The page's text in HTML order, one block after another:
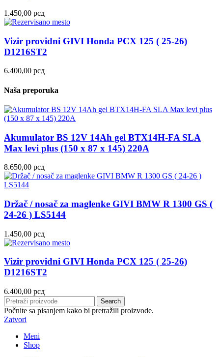
1.450,00 рсд
Vizir providni GIVI Honda PCX 125 ( 25-26)
D1216ST2
6.400,00 рсд
Naša preporuka
Akumulator BS 12V 14Ah gel BTX14H-FA SLA
Max levi plus (150 x 87 x 145) 220A
8.650,00 рсд
Držač / nosač za maglenke GIVI BMW R 1300 GS (
24-26 ) LS5144
1.450,00 рсд
Vizir providni GIVI Honda PCX 125 ( 25-26)
D1216ST2
6.400,00 рсд
Search
Počnite sa pisanjem kako bi pretražili proizvode.
Zatvori
Meni
Shop